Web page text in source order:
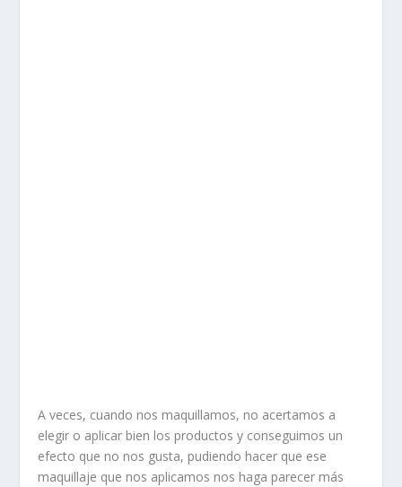
A veces, cuando nos maquillamos, no acertamos a
elegir o aplicar bien los productos y conseguimos un
efecto que no nos gusta, pudiendo hacer que ese
maquillaje que nos aplicamos nos haga parecer más